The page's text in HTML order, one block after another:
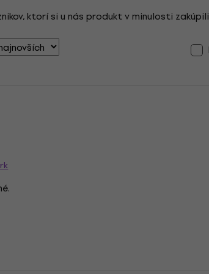
ktorí si u nás produkt v minulosti